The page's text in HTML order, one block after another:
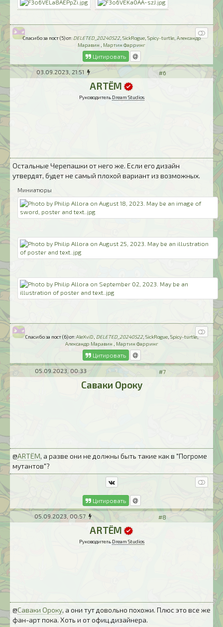
Спасибо за пост (5) от: DELETED_20240522, SickRogue, Spicy-turtle, Александр
Маравин
Мартин Фарринг
Цитировать
03.09.2023, 21:51 #6
ARTЁM
Руководитель Dream Studios
Остальные Черепашки от него же. Если его дизайн
утвердят, будет не самый плохой вариант из возможных.
Миниатюры
Спасибо за пост (6) от: AleXviD DELETED_20240522, SickRogue, Spicy-turtle,
Александр Маравин
Мартин Фарринг
Цитировать
05.09.2023, 00:33 #7
Саваки Ороку
@ARTЁM, а разве они не должны быть такие как в "Погроме
мутантов"?
Цитировать
05.09.2023, 00:57 #8
ARTЁM
Руководитель Dream Studios
@Саваки Ороку, а они тут довольно похожи. Плюс это все же
фан-арт пока. Хоть и от офиц.дизайнера.